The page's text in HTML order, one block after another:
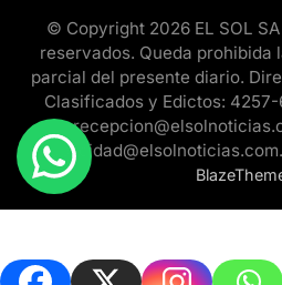
© Copyright 2026 EL SOL
reservados. Queda prohibida
parcial del presente diario.
Clasificados y Edictos: 4257-